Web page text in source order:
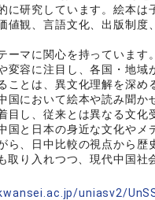
に研究しています。絵本は
値観、言語文化、出版制
ーマに関心を持っていま
変容に注目し、各国・地域
ことは、異文化理解を深
国において絵本や読み聞
目し、従来とは異なる文化
国と日本の身近な文化や
ら、日中比較の視点から
取り入れつつ、現代中国
uniasv2/